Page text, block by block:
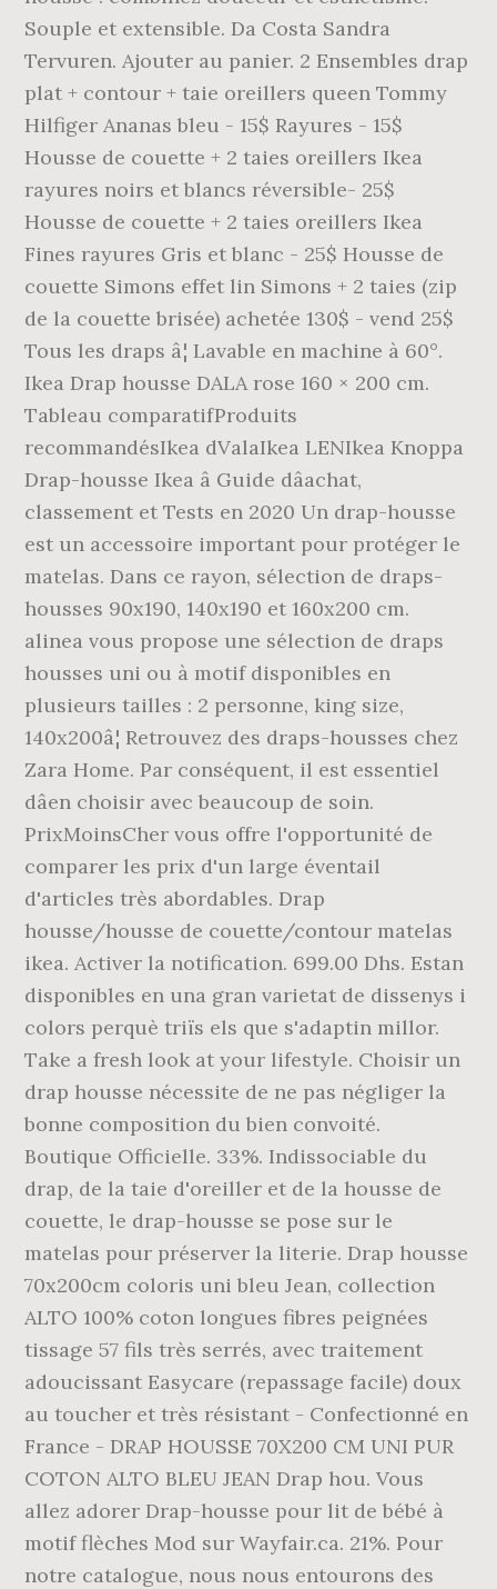
Souple et extensible. Da Costa Sandra
Tervuren. Ajouter au panier. 2 Ensembles drap
plat + contour + taie oreillers queen Tommy
Hilfiger Ananas bleu - 15$ Rayures - 15$
Housse de couette + 2 taies oreillers Ikea
rayures noirs et blancs réversible- 25$
Housse de couette + 2 taies oreillers Ikea
Fines rayures Gris et blanc - 25$ Housse de
couette Simons effet lin Simons + 2 taies (zip
de la couette brisée) achetée 130$ - vend 25$
Tous les draps â¦ Lavable en machine à 60°.
Ikea Drap housse DALA rose 160 × 200 cm.
Tableau comparatifProduits
recommandésIkea dValaIkea LENIkea Knoppa
Drap-housse Ikea â Guide dâachat,
classement et Tests en 2020 Un drap-housse
est un accessoire important pour protéger le
matelas. Dans ce rayon, sélection de draps-
housses 90x190, 140x190 et 160x200 cm.
alinea vous propose une sélection de draps
housses uni ou à motif disponibles en
plusieurs tailles : 2 personne, king size,
140x200â¦ Retrouvez des draps-housses chez
Zara Home. Par conséquent, il est essentiel
dâen choisir avec beaucoup de soin.
PrixMoinsCher vous offre l'opportunité de
comparer les prix d'un large éventail
d'articles très abordables. Drap
housse/housse de couette/contour matelas
ikea. Activer la notification. 699.00 Dhs. Estan
disponibles en una gran varietat de dissenys i
colors perquè triïs els que s'adaptin millor.
Take a fresh look at your lifestyle. Choisir un
drap housse nécessite de ne pas négliger la
bonne composition du bien convoité.
Boutique Officielle. 33%. Indissociable du
drap, de la taie d'oreiller et de la housse de
couette, le drap-housse se pose sur le
matelas pour préserver la literie. Drap housse
70x200cm coloris uni bleu Jean, collection
ALTO 100% coton longues fibres peignées
tissage 57 fils très serrés, avec traitement
adoucissant Easycare (repassage facile) doux
au toucher et très résistant - Confectionné en
France - DRAP HOUSSE 70X200 CM UNI PUR
COTON ALTO BLEU JEAN Drap hou. Vous
allez adorer Drap-housse pour lit de bébé à
motif flèches Mod sur Wayfair.ca. 21%. Pour
notre catalogue, nous nous entourons des